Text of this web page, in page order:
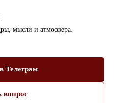
мысли и атмосфера.
Телеграм
вопрос